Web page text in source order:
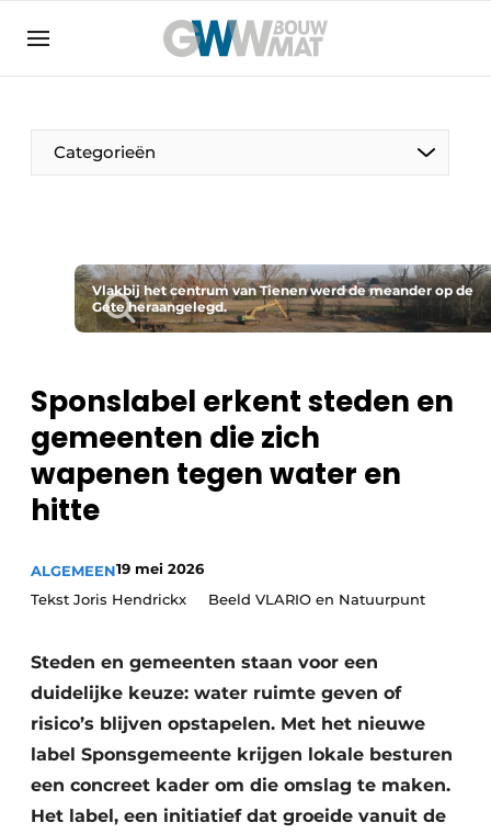
Bedrijven
Contact
Home
Meest gelezen
Podcasts
Privacy / Cookie statement
Vacature aanmelden
Vacatures
Categorieën
Vlakbij het centrum van Tienen werd de meander op de
Gete heraangelegd.
Sponslabel erkent steden en
gemeenten die zich
wapenen tegen water en
hitte
ALGEMEEN19 mei 2026
Tekst Joris Hendrickx Beeld VLARIO en Natuurpunt
Steden en gemeenten staan voor een
duidelijke keuze: water ruimte geven of
risico’s blijven opstapelen. Met het nieuwe
label Sponsgemeente krijgen lokale besturen
een concreet kader om die omslag te maken.
Het label, een initiatief dat groeide vanuit de